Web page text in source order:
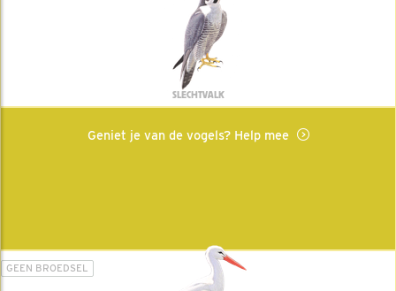
SLECHTVALK
Geniet je van de vogels? Help mee
GEEN BROEDSEL